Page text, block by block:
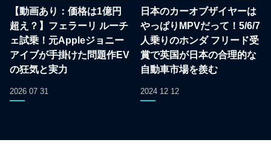
【動画あり：価格は1億円
超え？】フェラーリ ルーチ
ェ試乗！元Appleジョニー
アイブが手掛けた問題作EV
の狂気と実力
2026 07 31
日本のカーオブザイヤーは
やっぱりMPVだって！5/6/7
人乗りのホンダ フリード受
賞で英国が日本の合理的な
自動車市場を羨む
2024 12 12